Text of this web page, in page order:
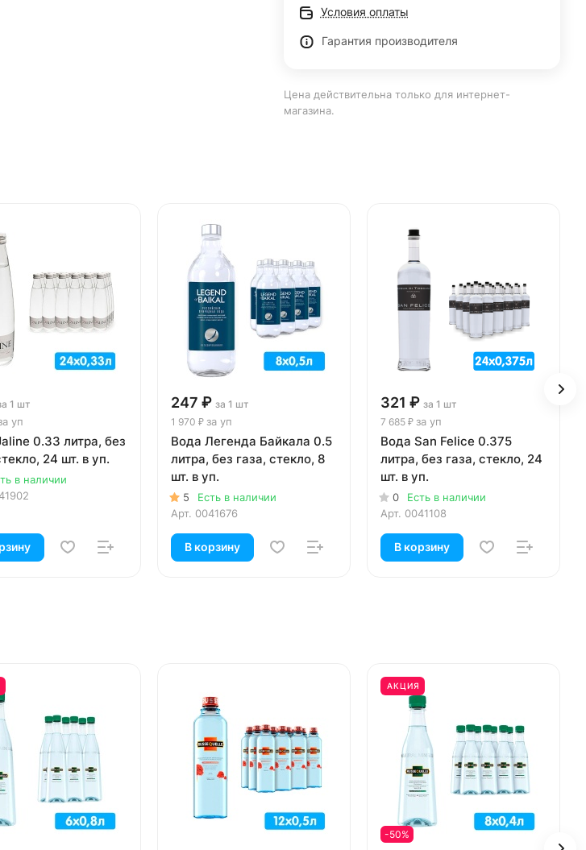
Условия оплаты
Гарантия производителя
Цена действительна только для интернет-
магазина.
1 шт
уп
0.33 литра, без
24 шт. в уп.
в наличии
247 ₽ за 1 шт
1 970 ₽ за уп
Вода Легенда Байкала 0.5
литра, без газа, стекло, 8
шт. в уп.
5
Есть в наличии
Арт. 0041676
В корзину
321 ₽ за 1 шт
7 685 ₽ за уп
Вода San Felice 0.375
литра, без газа, стекло, 24
шт. в уп.
0
Есть в наличии
Арт. 0041108
В корзину
АКЦИЯ
-50%